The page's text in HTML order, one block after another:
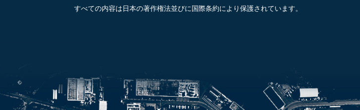
すべての内容は日本の著作権法並びに国際条約により保護されています。